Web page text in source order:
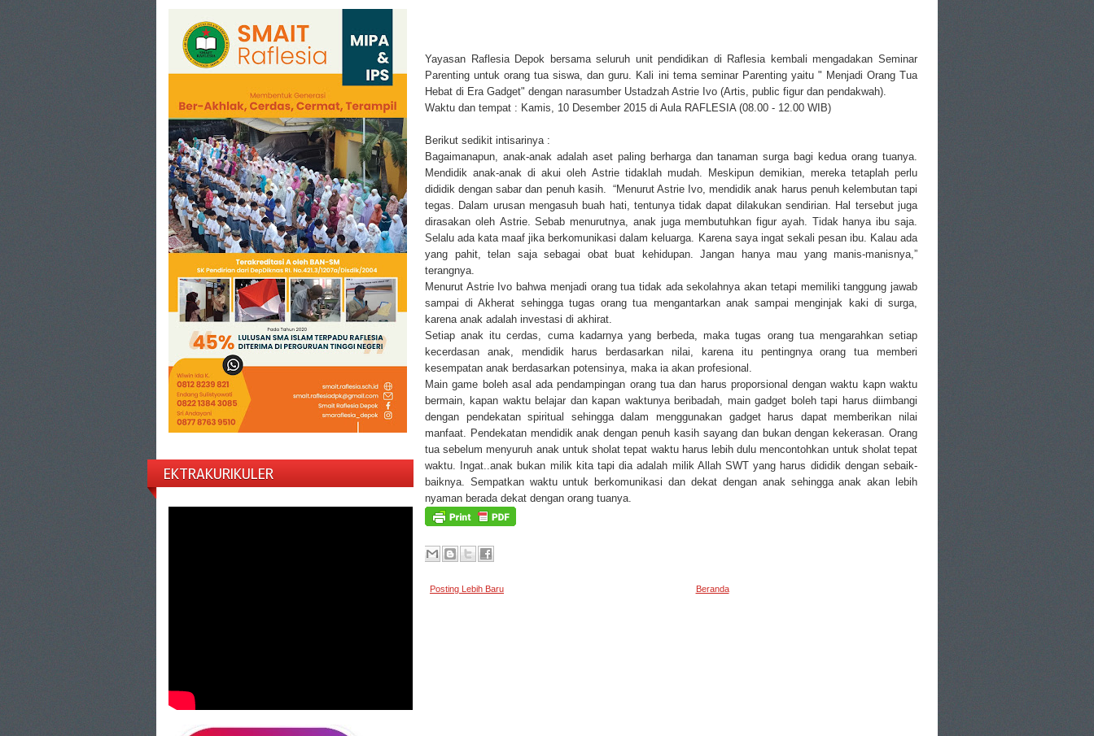
EKTRAKURIKULER
Yayasan Raflesia Depok bersama seluruh unit pendidikan di Raflesia kembali mengadakan Seminar
Parenting untuk orang tua siswa, dan guru. Kali ini tema seminar Parenting yaitu " Menjadi Orang Tua
Hebat di Era Gadget" dengan narasumber Ustadzah Astrie Ivo (Artis, public figur dan pendakwah).
Waktu dan tempat : Kamis, 10 Desember 2015 di Aula RAFLESIA (08.00 - 12.00 WIB)
Berikut sedikit intisarinya :
Bagaimanapun, anak-anak adalah aset paling berharga dan tanaman surga bagi kedua orang tuanya.
Mendidik anak-anak di akui oleh Astrie tidaklah mudah. Meskipun demikian, mereka tetaplah perlu
dididik dengan sabar dan penuh kasih. “Menurut Astrie Ivo, mendidik anak harus penuh kelembutan tapi
tegas. Dalam urusan mengasuh buah hati, tentunya tidak dapat dilakukan sendirian. Hal tersebut juga
dirasakan oleh Astrie. Sebab menurutnya, anak juga membutuhkan figur ayah. Tidak hanya ibu saja.
Selalu ada kata maaf jika berkomunikasi dalam keluarga. Karena saya ingat sekali pesan ibu. Kalau ada
yang pahit, telan saja sebagai obat buat kehidupan. Jangan hanya mau yang manis-manisnya,”
terangnya.
Menurut Astrie Ivo bahwa menjadi orang tua tidak ada sekolahnya akan tetapi memiliki tanggung jawab
sampai di Akherat sehingga tugas orang tua mengantarkan anak sampai menginjak kaki di surga,
karena anak adalah investasi di akhirat.
Setiap anak itu cerdas, cuma kadarnya yang berbeda, maka tugas orang tua mengarahkan setiap
kecerdasan anak, mendidik harus berdasarkan nilai, karena itu pentingnya orang tua memberi
kesempatan anak berdasarkan potensinya, maka ia akan profesional.
Main game boleh asal ada pendampingan orang tua dan harus proporsional dengan waktu kapn waktu
bermain, kapan waktu belajar dan kapan waktunya beribadah, main gadget boleh tapi harus diimbangi
dengan pendekatan spiritual sehingga dalam menggunakan gadget harus dapat memberikan nilai
manfaat. Pendekatan mendidik anak dengan penuh kasih sayang dan bukan dengan kekerasan. Orang
tua sebelum menyuruh anak untuk sholat tepat waktu harus lebih dulu mencontohkan untuk sholat tepat
waktu. Ingat..anak bukan milik kita tapi dia adalah milik Allah SWT yang harus dididik dengan sebaik-
baiknya. Sempatkan waktu untuk berkomunikasi dan dekat dengan anak sehingga anak akan lebih
nyaman berada dekat dengan orang tuanya.
Posting Lebih Baru Beranda